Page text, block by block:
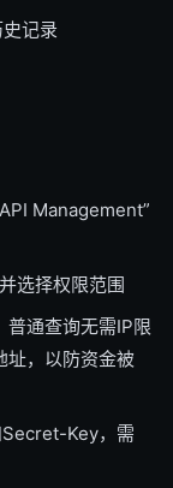
记录
Management”
选择权限范围
普通查询无需IP限
址，以防资金被
Key，需